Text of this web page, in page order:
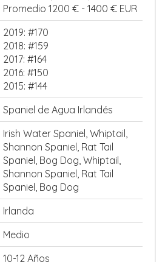
Promedio 1200 € - 1400 € EUR
2019: #170
2018: #159
2017: #164
2016: #150
2015: #144
Spaniel de Agua Irlandés
Irish Water Spaniel, Whiptail,
Shannon Spaniel, Rat Tail
Spaniel, Bog Dog, Whiptail,
Shannon Spaniel, Rat Tail
Spaniel, Bog Dog
Irlanda
Medio
10-12 Años